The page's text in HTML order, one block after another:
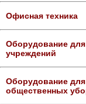
Офисная техника
Оборудование
учреждений
Оборудование для
общественных